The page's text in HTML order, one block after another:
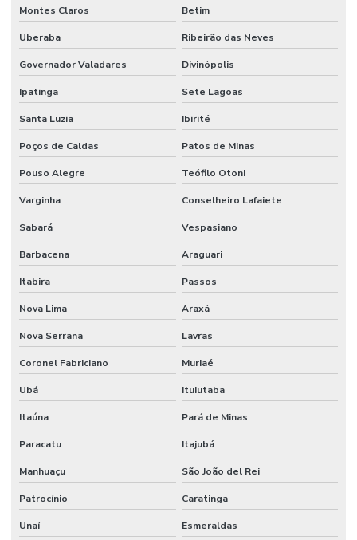
Juntas De Dilatação Para Construção Civil
Lábio Polimérico
Lábio Polimérico Alta Resistência Em São Paulo
Lábio Polimérico Para Construção
Lábio Polimérico Para Construções Em Sp
Lapidação De Piso
Lapidação De Piso Antiderrapante Em Minas Gerais
Lapidação De Piso Comercial
Lapidação De Piso Em Curitiba
Lapidação De Piso Em Minas Gerais
Lapidação De Pisos Para Comércio
Lapidação E Polimento De Piso
Manutenção De Juntas De Dilatação
Manutenção De Viadutos Com Lábio Polimérico
Montes Claros Betim
Uberaba Ribeirão das Neves
Governador Valadares Divinópolis
Ipatinga Sete Lagoas
Santa Luzia Ibirité
Poços de Caldas Patos de Minas
Pouso Alegre Teófilo Otoni
Varginha Conselheiro Lafaiete
Sabará Vespasiano
Barbacena Araguari
Itabira Passos
Nova Lima Araxá
Nova Serrana Lavras
Coronel Fabriciano Muriaé
Ubá Ituiutaba
Itaúna Pará de Minas
Paracatu Itajubá
Manhuaçu São João del Rei
Patrocínio Caratinga
Unaí Esmeraldas